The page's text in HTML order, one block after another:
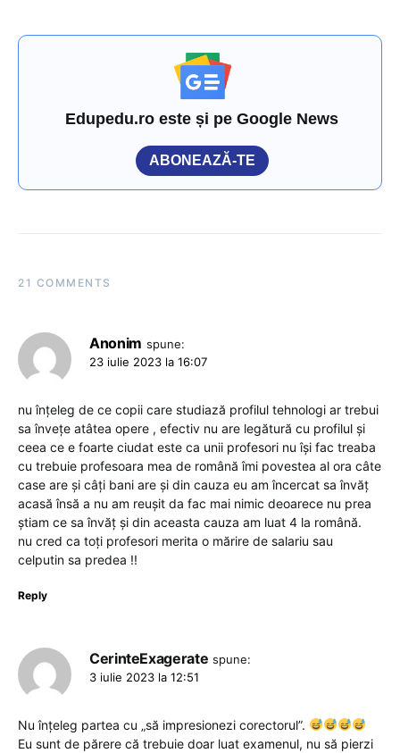
Edupedu.ro este și pe Google News
ABONEAZĂ-TE
21 COMMENTS
Anonim spune:
23 iulie 2023 la 16:07
nu înțeleg de ce copii care studiază profilul tehnologi ar trebui
sa învețe atâtea opere , efectiv nu are legătură cu profilul și
ceea ce e foarte ciudat este ca unii profesori nu își fac treaba
cu trebuie profesoara mea de română îmi povestea al ora câte
case are și câți bani are și din cauza eu am încercat sa învăț
acasă însă a nu am reușit da fac mai nimic deoarece nu prea
știam ce sa învăț și din aceasta cauza am luat 4 la română.
nu cred ca toți profesori merita o mărire de salariu sau
celputin sa predea !!
Reply
CerinteExagerate spune:
3 iulie 2023 la 12:51
Nu înțeleg partea cu „să impresionezi corectorul”.
Eu sunt de părere că trebuie doar luat examenul, nu să pierzi